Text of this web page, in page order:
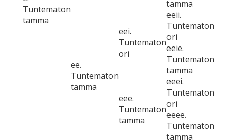
Tuntematon
tamma
tamma
ee.
Tuntematon
tamma
eei.
Tuntematon
ori
eeii.
Tuntematon
ori
eeie.
Tuntematon
tamma
eee.
Tuntematon
tamma
eeei.
Tuntematon
ori
eeee.
Tuntematon
tamma